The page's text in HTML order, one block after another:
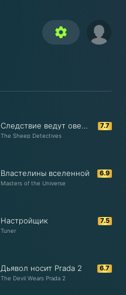
settings
7.7
Следствие ведут овечки
The Sheep Detectives
6.9
Властелины вселенной
Masters of the Universe
7.5
Настройщик
Tuner
6.7
Дьявол носит Prada 2
The Devil Wears Prada 2